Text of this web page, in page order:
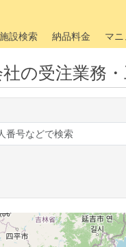
施設検索 納品料金 マ
の受注業務